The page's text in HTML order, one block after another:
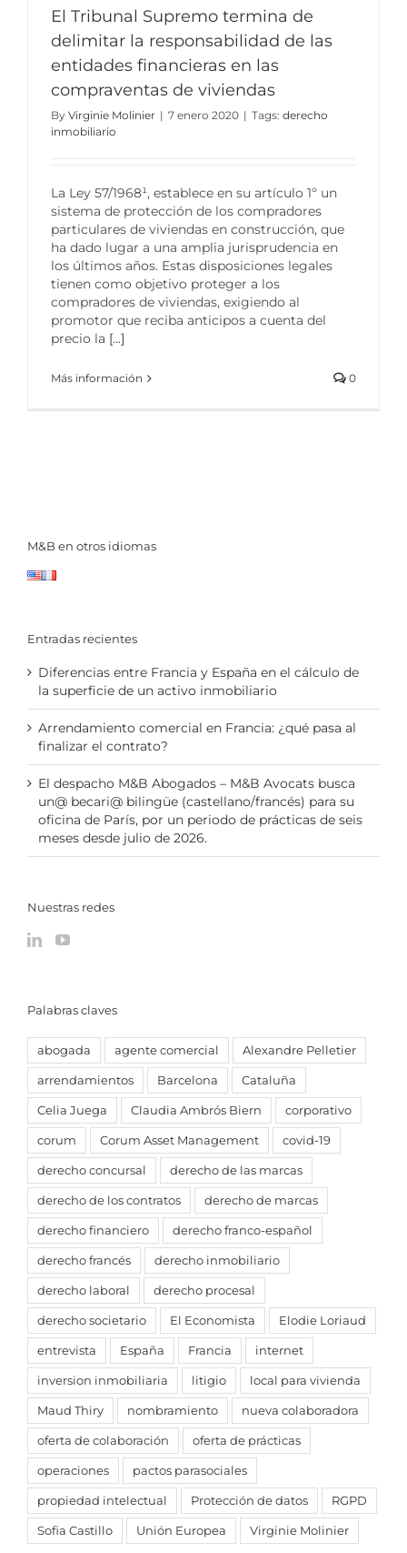
El Tribunal Supremo termina de
delimitar la responsabilidad de las
entidades financieras en las
compraventas de viviendas
By Virginie Molinier | 7 enero 2020 | Tags: derecho
inmobiliario
La Ley 57/1968¹, establece en su artículo 1º un
sistema de protección de los compradores
particulares de viviendas en construcción, que
ha dado lugar a una amplia jurisprudencia en
los últimos años. Estas disposiciones legales
tienen como objetivo proteger a los
compradores de viviendas, exigiendo al
promotor que reciba anticipos a cuenta del
precio la [...]
Más información 0
M&B en otros idiomas
Entradas recientes
Diferencias entre Francia y España en el cálculo de
la superficie de un activo inmobiliario
Arrendamiento comercial en Francia: ¿qué pasa al
finalizar el contrato?
El despacho M&B Abogados – M&B Avocats busca
un@ becari@ bilingüe (castellano/francés) para su
oficina de París, por un periodo de prácticas de seis
meses desde julio de 2026.
Nuestras redes
Palabras claves
abogada agente comercial Alexandre Pelletier
arrendamientos Barcelona Cataluña
Celia Juega Claudia Ambrós Biern corporativo
corum Corum Asset Management covid-19
derecho concursal derecho de las marcas
derecho de los contratos derecho de marcas
derecho financiero derecho franco-español
derecho francés derecho inmobiliario
derecho laboral derecho procesal
derecho societario El Economista Elodie Loriaud
entrevista España Francia internet
inversion inmobiliaria litigio local para vivienda
Maud Thiry nombramiento nueva colaboradora
oferta de colaboración oferta de prácticas
operaciones pactos parasociales
propiedad intelectual Protección de datos RGPD
Sofia Castillo Unión Europea Virginie Molinier